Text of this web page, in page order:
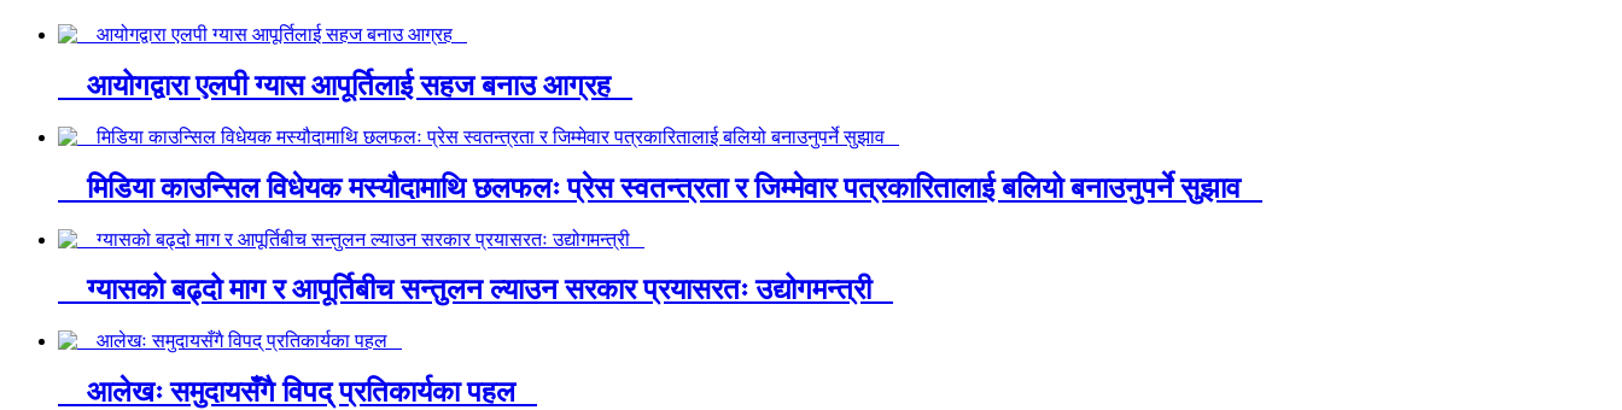
आयोगद्वारा एलपी ग्यास आपूर्तिलाई सहज बनाउ आग्रह
मिडिया काउन्सिल विधेयक मस्यौदामाथि छलफलः प्रेस स्वतन्त्रता र जिम्मेवार पत्रकारितालाई बलियो बनाउनुपर्ने सुझाव
ग्यासको बढ्दो माग र आपूर्तिबीच सन्तुलन ल्याउन सरकार प्रयासरतः उद्योगमन्त्री
आलेखः समुदायसँगै विपद् प्रतिकार्यका पहल